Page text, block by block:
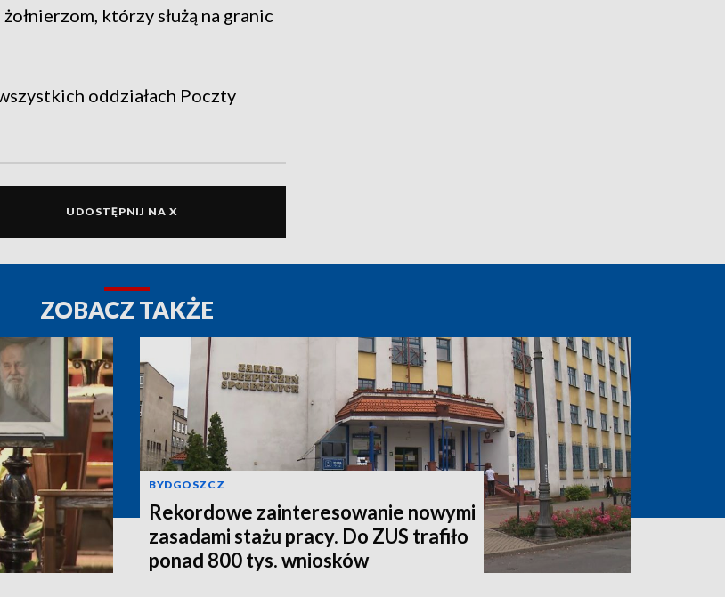
którzy służą na granic
oddziałach Poczty
UDOSTĘPNIJ NA X
ZOBACZ TAKŻE
BYDGOSZCZ
Rekordowe zainteresowanie nowymi
zasadami stażu pracy. Do ZUS trafiło
ponad 800 tys. wniosków